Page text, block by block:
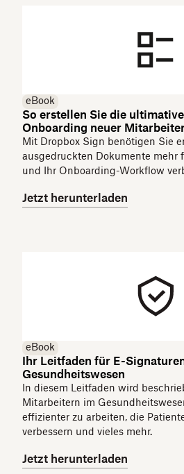
eBook
So erstellen Sie die
Onboarding neuer
Mit Dropbox Sign benötigen Sie
ausgedruckten Dokumente mehr
und Ihr Onboarding-Workflow
Jetzt herunterladen
eBook
Ihr Leitfaden für E-
Gesundheitswesen
In diesem Leitfaden wird
Mitarbeitern im
effizienter zu arbeiten, die
verbessern und vieles mehr.
Jetzt herunterladen